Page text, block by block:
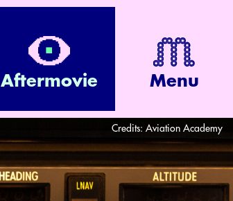
Aftermovie Menu
Credits: Aviation Academy